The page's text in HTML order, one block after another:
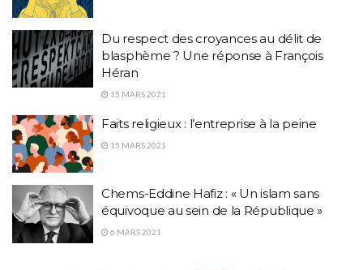
Du respect des croyances au délit de
blasphème ? Une réponse à François
Héran
15 MARS 2021
Faits religieux : l’entreprise à la peine
15 MARS 2021
Chems-Eddine Hafiz : « Un islam sans
équivoque au sein de la République »
6 MARS 2021